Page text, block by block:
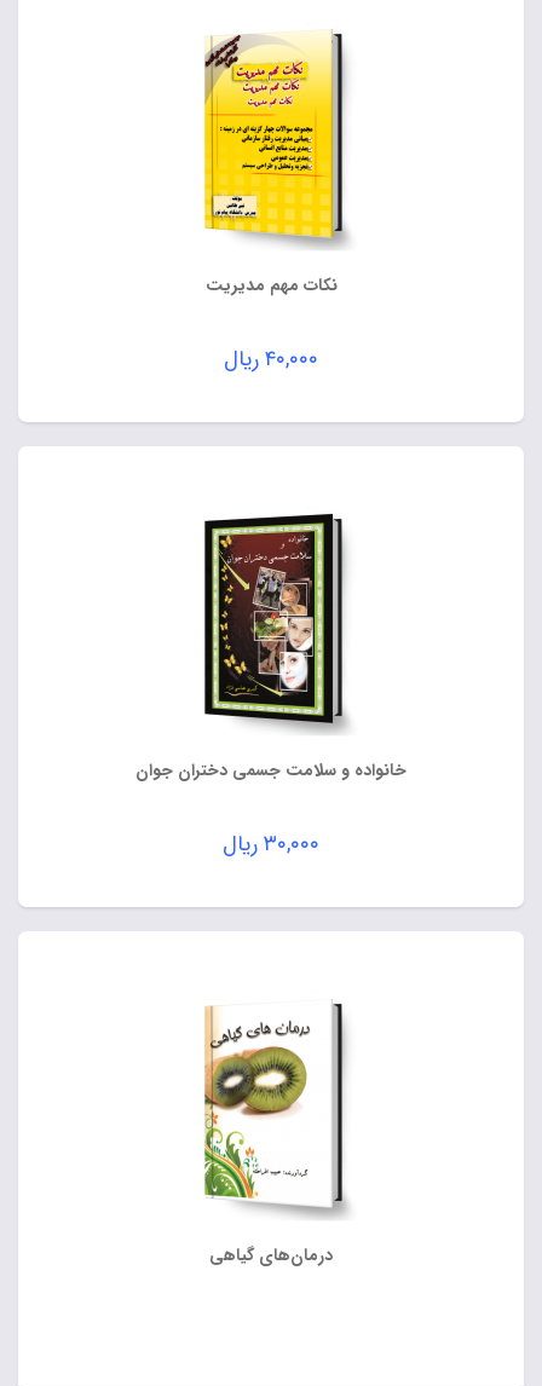
نکات مهم مدیریت
۴۰,۰۰۰ریال
خانواده و سلامت جسمی دختران جوان
۳۰,۰۰۰ریال
درمان‌های گیاهی